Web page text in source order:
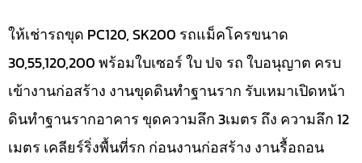
ให้เช่ารถขุด PC120, SK200 รถแม็คโครขนาด
30,55,120,200 พร้อมใบเซอร์ ใบ ปจ รถ ใบอนุญาต ครบ
เข้างานก่อสร้าง งานขุดดินทำฐานราก รับเหมาเปิดหน้า
ดินทำฐานรากอาคาร ขุดความลึก 3เมตร ถึง ความลึก 12
เมตร เคลียร์ริ่งพื้นที่รก ก่อนงานก่อสร้าง งานรื้อถอน